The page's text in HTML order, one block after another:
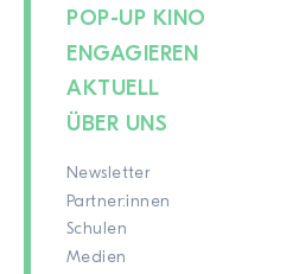
POP-UP KINO
ENGAGIEREN
AKTUELL
ÜBER UNS
Newsletter
Partner:innen
Schulen
Medien